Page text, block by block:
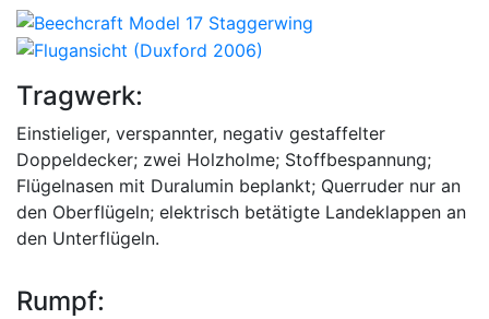
Tragwerk:
Einstieliger, verspannter, negativ gestaffelter
Doppeldecker; zwei Holzholme; Stoffbespannung;
Flügelnasen mit Duralumin beplankt; Querruder nur an
den Oberflügeln; elektrisch betätigte Landeklappen an
den Unterflügeln.
Rumpf: